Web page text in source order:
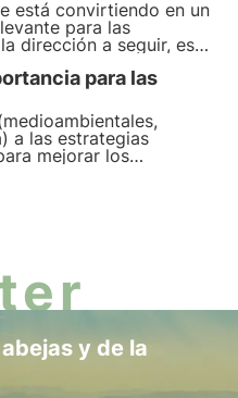
está convirtiendo en un
para las
dirección a seguir, es
que regula la
ofrecemos una
dudas sobre las
para las
a las estrategias
mejorar los
profundizamos en el
y de la